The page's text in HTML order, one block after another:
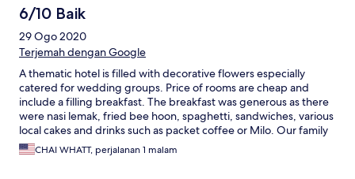
6/10 Baik
29 Ogo 2020
Terjemah dengan Google
A thematic hotel is filled with decorative flowers especially
catered for wedding groups. Price of rooms are cheap and
include a filling breakfast. The breakfast was generous as there
were nasi lemak, fried bee hoon, spaghetti, sandwiches, various
local cakes and drinks such as packet coffee or Milo. Our family
of four stayed in two rooms. Living rooms and rooms including
bathrooms are clean. The hotel is spread out over 5 units of
CHAI WHATT, perjalanan 1 malam